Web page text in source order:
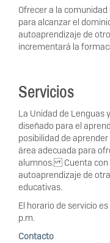
Ofrecer a la
para alcanzar el
autoaprendizaje de
incrementará la
Servicios
La Unidad de Lenguas
diseñado para el
posibilidad de
área adecuada para
alumnos. Cuenta con
autoaprendizaje de
educativas.
El horario de servicio
p.m.
Contacto